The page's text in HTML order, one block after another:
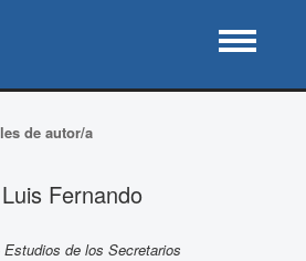
de autor/a
Fernando
de los Secretarios